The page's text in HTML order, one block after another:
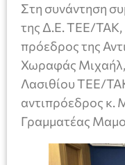
Στη συνάντηση
της Δ.Ε. ΤΕΕ/ΤΑΚ,
πρόεδρος της
Χωραφάς
Λασιθίου ΤΕΕ/
αντιπρόεδρος κ.
Γραμματέας